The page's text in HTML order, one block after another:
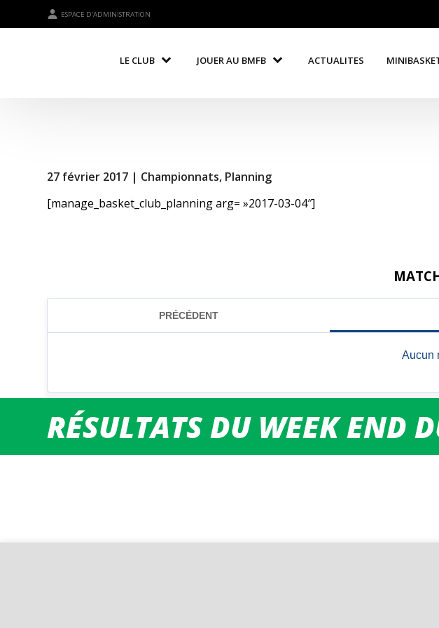
ESPACE D'ADMINISTRATION
LE CLUB JOUER AU BMFB ACTUALITES
RÉSULTATS DU WEEK END
27 février 2017 | Championnats, Planning
[manage_basket_club_planning arg= »2017-03-04″]